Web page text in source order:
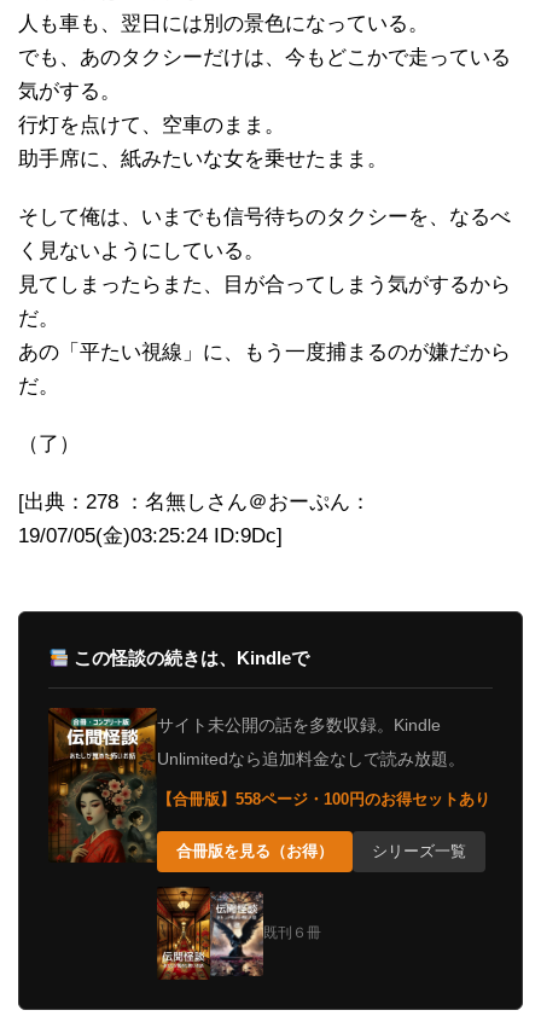
人も車も、翌日には別の景色になっている。
でも、あのタクシーだけは、今もどこかで走っている
気がする。
行灯を点けて、空車のまま。
助手席に、紙みたいな女を乗せたまま。
そして俺は、いまでも信号待ちのタクシーを、なるべ
く見ないようにしている。
見てしまったらまた、目が合ってしまう気がするから
だ。
あの「平たい視線」に、もう一度捕まるのが嫌だから
だ。
（了）
[出典：278 ：名無しさん＠おーぷん：
19/07/05(金)03:25:24 ID:9Dc]
この怪談の続きは、Kindleで
サイト未公開の話を多数収録。Kindle
Unlimitedなら追加料金なしで読み放題。
【合冊版】558ページ・100円のお得セットあり
合冊版を見る（お得） シリーズ一覧
既刊６冊